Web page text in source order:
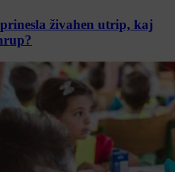
živahen utrip, kaj